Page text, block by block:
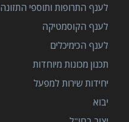
לענף התרופות ותוספי התזונה
לענף הקוסמטיקה
לענף הכימיכלים
תכנון מכונות מיוחדות
יחידות שירות למפעל
יבוא